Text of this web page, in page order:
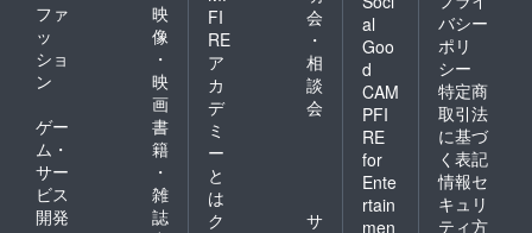
ファ
ッ
ショ
ン
映
像
・
映
画
ゲー
ム・
サー
ビス
開発
書
籍
・
雑
誌
FI
RE
ア
カ
デ
ミ
ー
と
は
会
・
相
談
会
ク
サ
al
Goo
d
CAM
PFI
RE
for
Ente
rtain
men
バシー
ポリ
シー
特定商
取引法
に基づ
く表記
情報セ
キュリ
ティ方